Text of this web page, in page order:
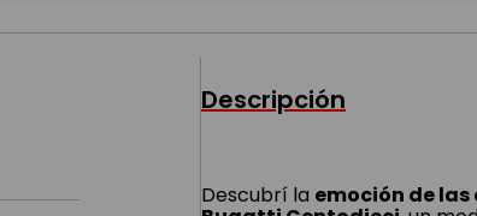
Descripción
Descubrí la emoción de